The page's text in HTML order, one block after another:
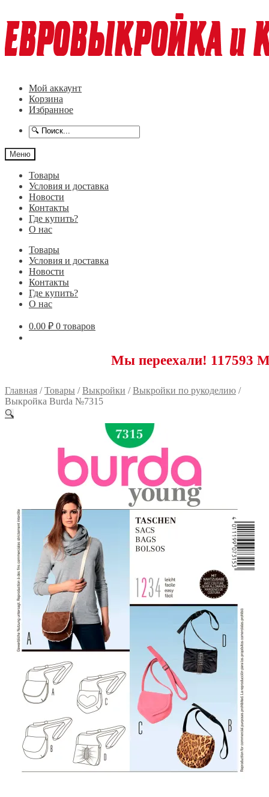
к
навигации
к
содержимому
Мой аккаунт
Корзина
Избранное
Меню
Товары
Условия и доставка
Новости
Контакты
Где купить?
О нас
Товары
Условия и доставка
Новости
Контакты
Где купить?
О нас
0.00 ₽ 0 товаров
Мы переехали! 117593 Москва,
Главная /Товары /Выкройки /Выкройки по рукоделию /
Выкройка Burda №7315
🔍